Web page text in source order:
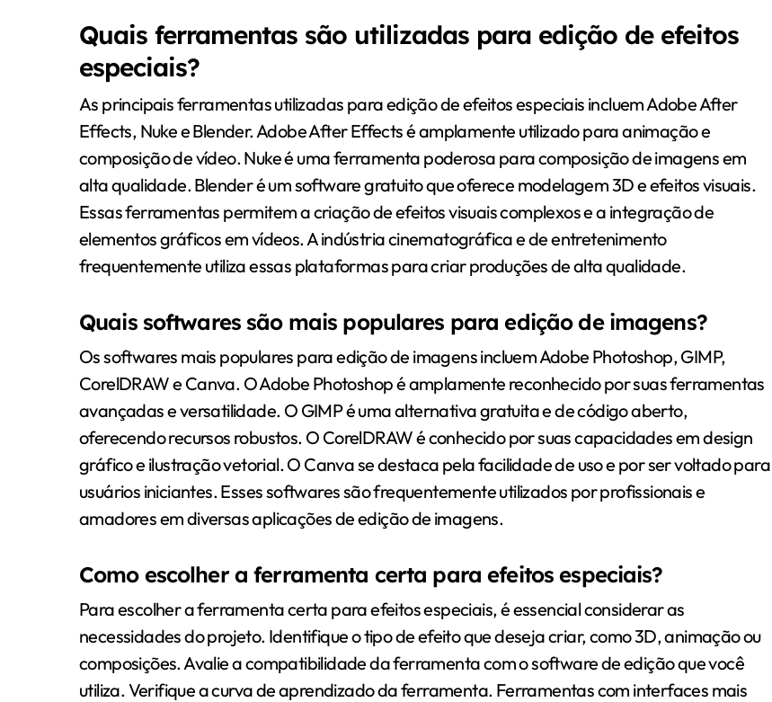
Quais ferramentas são utilizadas para edição de efeitos
especiais?
As principais ferramentas utilizadas para edição de efeitos especiais incluem Adobe After
Effects, Nuke e Blender. Adobe After Effects é amplamente utilizado para animação e
composição de vídeo. Nuke é uma ferramenta poderosa para composição de imagens em
alta qualidade. Blender é um software gratuito que oferece modelagem 3D e efeitos visuais.
Essas ferramentas permitem a criação de efeitos visuais complexos e a integração de
elementos gráficos em vídeos. A indústria cinematográfica e de entretenimento
frequentemente utiliza essas plataformas para criar produções de alta qualidade.
Quais softwares são mais populares para edição de imagens?
Os softwares mais populares para edição de imagens incluem Adobe Photoshop, GIMP,
CorelDRAW e Canva. O Adobe Photoshop é amplamente reconhecido por suas ferramentas
avançadas e versatilidade. O GIMP é uma alternativa gratuita e de código aberto,
oferecendo recursos robustos. O CorelDRAW é conhecido por suas capacidades em design
gráfico e ilustração vetorial. O Canva se destaca pela facilidade de uso e por ser voltado para
usuários iniciantes. Esses softwares são frequentemente utilizados por profissionais e
amadores em diversas aplicações de edição de imagens.
Como escolher a ferramenta certa para efeitos especiais?
Para escolher a ferramenta certa para efeitos especiais, é essencial considerar as
necessidades do projeto. Identifique o tipo de efeito que deseja criar, como 3D, animação ou
composições. Avalie a compatibilidade da ferramenta com o software de edição que você
utiliza. Verifique a curva de aprendizado da ferramenta. Ferramentas com interfaces mais